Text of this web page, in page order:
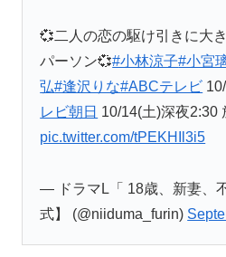
💞二人の恋の駆け引きに大
パーソン💞#小林涼子#小宮
弘#逢沢りな#ABCテレビ
レビ朝日 10/14(土)深夜2:30
pic.twitter.com/tPEKHIl3i5
— ドラマL「 18歳、新妻、
式】 (@niiduma_furin)